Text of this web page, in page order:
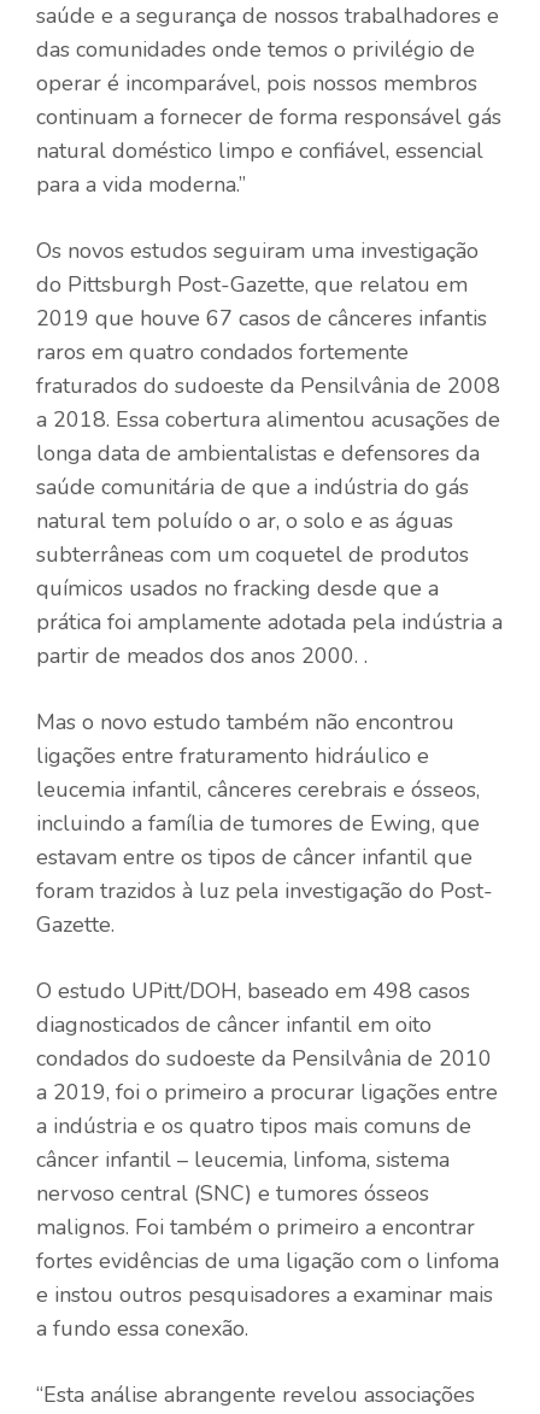
saúde e a segurança de nossos trabalhadores e
das comunidades onde temos o privilégio de
operar é incomparável, pois nossos membros
continuam a fornecer de forma responsável gás
natural doméstico limpo e confiável, essencial
para a vida moderna.”
Os novos estudos seguiram uma investigação
do Pittsburgh Post-Gazette, que relatou em
2019 que houve 67 casos de cânceres infantis
raros em quatro condados fortemente
fraturados do sudoeste da Pensilvânia de 2008
a 2018. Essa cobertura alimentou acusações de
longa data de ambientalistas e defensores da
saúde comunitária de que a indústria do gás
natural tem poluído o ar, o solo e as águas
subterrâneas com um coquetel de produtos
químicos usados ​​no fracking desde que a
prática foi amplamente adotada pela indústria a
partir de meados dos anos 2000. .
Mas o novo estudo também não encontrou
ligações entre fraturamento hidráulico e
leucemia infantil, cânceres cerebrais e ósseos,
incluindo a família de tumores de Ewing, que
estavam entre os tipos de câncer infantil que
foram trazidos à luz pela investigação do Post-
Gazette.
O estudo UPitt/DOH, baseado em 498 casos
diagnosticados de câncer infantil em oito
condados do sudoeste da Pensilvânia de 2010
a 2019, foi o primeiro a procurar ligações entre
a indústria e os quatro tipos mais comuns de
câncer infantil – leucemia, linfoma, sistema
nervoso central (SNC) e tumores ósseos
malignos. Foi também o primeiro a encontrar
fortes evidências de uma ligação com o linfoma
e instou outros pesquisadores a examinar mais
a fundo essa conexão.
“Esta análise abrangente revelou associações